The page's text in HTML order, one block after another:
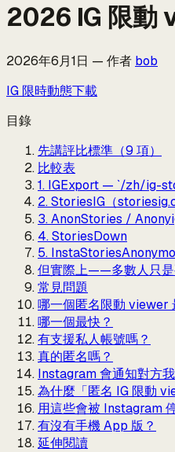
2026 IG 限動
2026年6月1日 — 作者 bob
IG 限時動態下載
目錄
先講評比標準（9 項）
比較表
1. IGExport — `/zh/ig-
2. StoriesIG（
3. AnonStories /
4. StoriesDown
5.
但實際上——多數人只是
常見問題
哪一個匿名限動 viewer
哪一個最快？
有支援私人帳號嗎？
真的匿名嗎？
Instagram 會通知對方
為什麼「匿名 IG 限動
用這些會被 Instagram
有沒有手機 App 版？
延伸閱讀